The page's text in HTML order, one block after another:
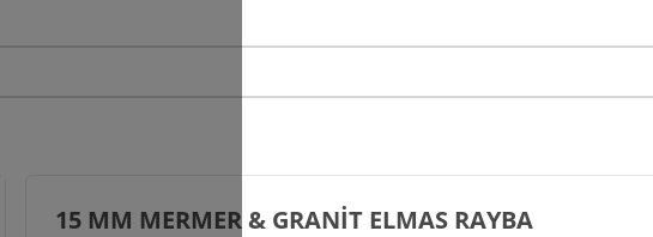
15 MM MERMER & GRANİT ELMAS RAYBA